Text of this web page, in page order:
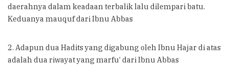
daerahnya dalam keadaan terbalik lalu dilempari batu.
Keduanya mauquf dari Ibnu Abbas
2. Adapun dua Hadits yang digabung oleh Ibnu Hajar di atas
adalah dua riwayat yang marfu’ dari Ibnu Abbas